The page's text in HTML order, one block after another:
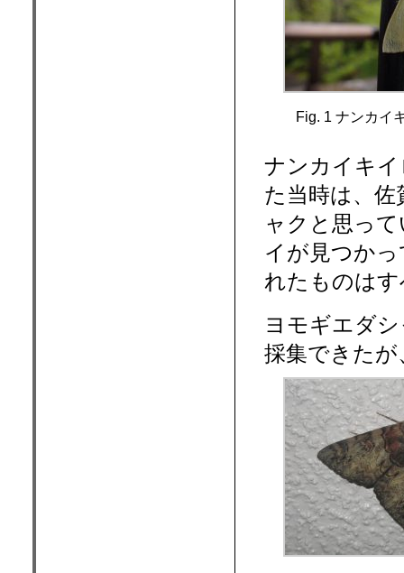
Fig. 1 ナンカイ
ナンカイキ
た当時は、
ャクと思っ
イが見つか
れたものは
ヨモギエダ
採集できた